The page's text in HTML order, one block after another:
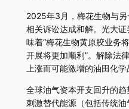
2025年3月，梅花生物与
相关诉讼达成和解。光大
味着“梅花生物黄原胶业务
开展将更加顺利”。解除法
上涨而可能激增的油田化学
全球油气资本开支回升的
刺激替代能源（包括传统